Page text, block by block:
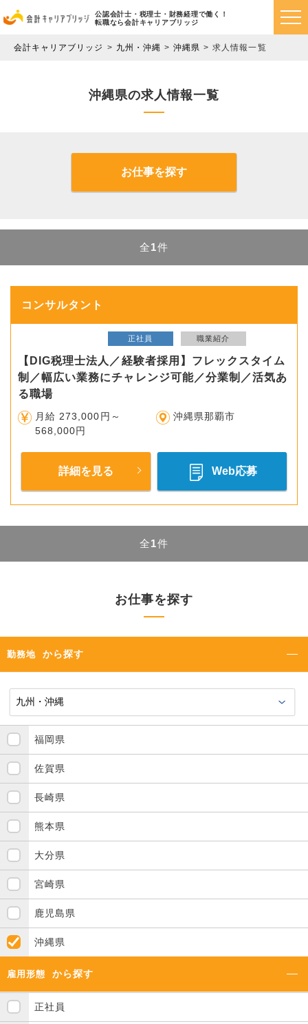
公認会計士・税理士・財務経理で働く！
転職なら会計キャリアブリッジ
会計キャリアブリッジ 九州・沖縄 沖縄県 求人情報一覧
沖縄県の求人情報一覧
お仕事を探す
全1件
コンサルタント
正社員 職業紹介
【DIG税理士法人／経験者採用】フレックスタイム
制／幅広い業務にチャレンジ可能／分業制／活気あ
る職場
月給 273,000円～
568,000円
沖縄県那覇市
詳細を見る Web応募
全1件
お仕事を探す
勤務地 から探す
福岡県
佐賀県
長崎県
熊本県
大分県
宮崎県
鹿児島県
沖縄県
雇用形態 から探す
正社員